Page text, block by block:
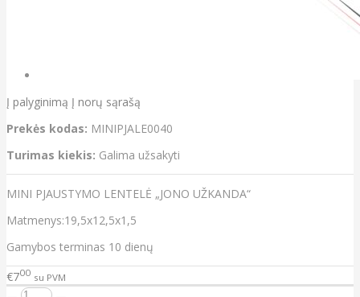
Į palyginimą Į norų sąrašą
Prekės kodas: MINIPJALE0040
Turimas kiekis: Galima užsakyti
MINI PJAUSTYMO LENTELĖ „JONO UŽKANDA“
Matmenys:19,5x12,5x1,5
Gamybos terminas 10 dienų
€700 su PVM